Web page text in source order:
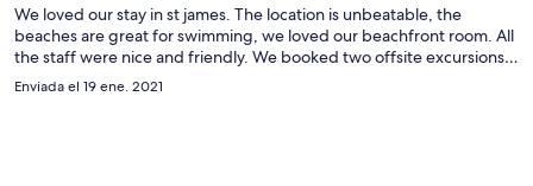
$1,739
por
persona
We loved our stay in st james. The location is unbeatable, the
beaches are great for swimming, we loved our beachfront room. All
the staff were nice and friendly. We booked two offsite excursions
through the hotel which ran smoothly and we enjoyed a lot. We
Enviada el 19 ene. 2021